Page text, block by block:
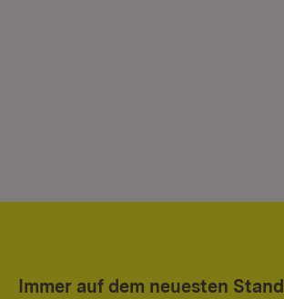
Immer auf dem neuesten Stand